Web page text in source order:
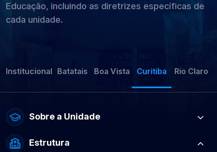
Educação, incluindo as diretrizes específicas de
cada unidade.
Institucional Batatais Boa Vista Curitiba Rio Claro
Sobre a Unidade
Estrutura